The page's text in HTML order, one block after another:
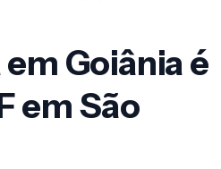
Goiânia é
em São